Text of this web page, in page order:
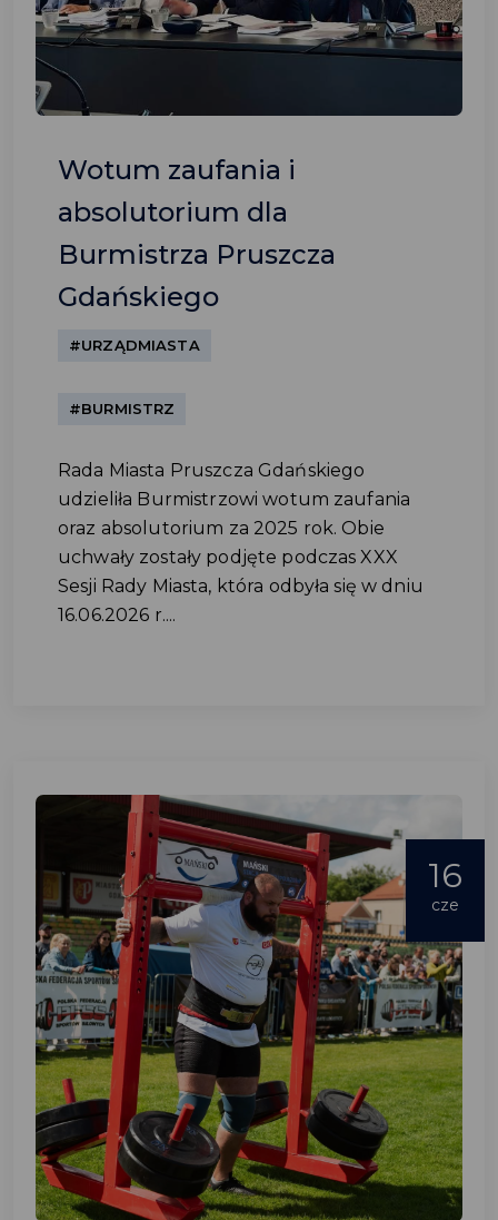
Wotum zaufania i
absolutorium dla
Burmistrza Pruszcza
Gdańskiego
#URZĄDMIASTA
#BURMISTRZ
Rada Miasta Pruszcza Gdańskiego
udzieliła Burmistrzowi wotum zaufania
oraz absolutorium za 2025 rok. Obie
uchwały zostały podjęte podczas XXX
Sesji Rady Miasta, która odbyła się w dniu
16.06.2026 r....
16
cze